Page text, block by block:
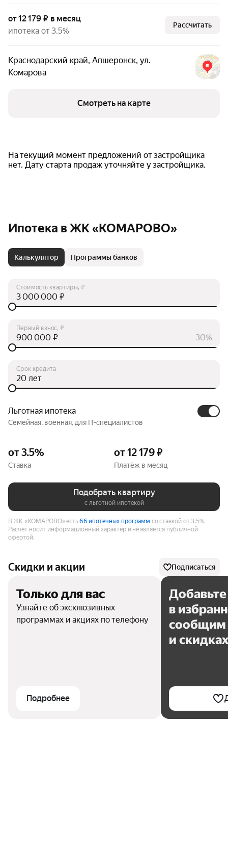
от 12 179 ₽ в месяц
ипотека от 3.5%
Рассчитать
Краснодарский край, Апшеронск, ул.
Комарова
Смотреть на карте
На текущий момент предложений от застройщика
нет. Дату старта продаж уточняйте у застройщика.
Ипотека в ЖК «КОМАРОВО»
Калькулятор Программы банков
Стоимость квартиры, ₽
₽
Первый взнос, ₽
30%
₽
Срок кредита
лет
Льготная ипотека
Семейная, военная, для IT-специалистов
от 3.5%
Ставка
от 12 179 ₽
Платёж в месяц
Подобрать квартиру
с льготной ипотекой
В ЖК «КОМАРОВО» есть66 ипотечных программ со ставкой от 3.5%.
Расчёт носит информационный характер и не является публичной
офертой.
Скидки и акции Подписаться
Только для вас
Узнайте об эксклюзивных
программах и акциях по телефону
Подробнее
Добавьте
в
сообщим
и скидках